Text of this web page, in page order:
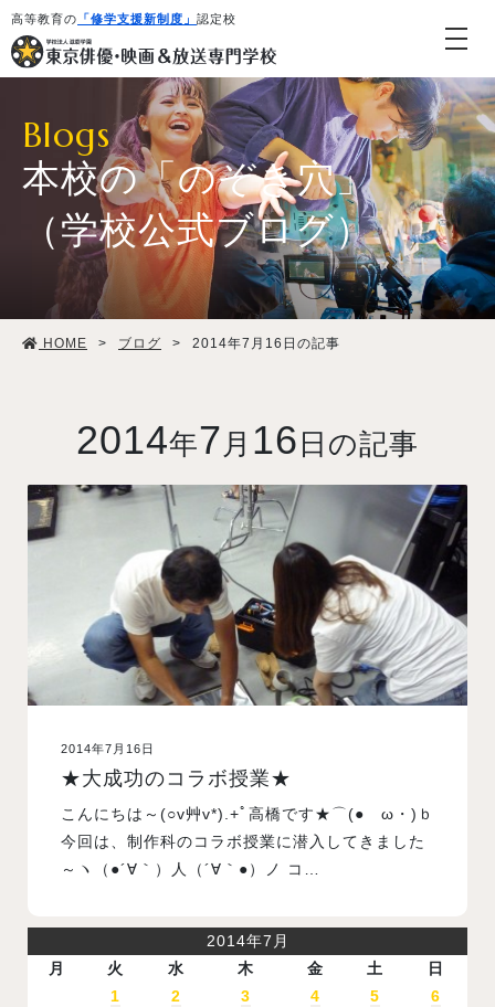
高等教育の 「修学支援新制度」 認定校
学校紹介・教育システム
学生生活
就職・デビュー
学校情報
オープンキャンパス
訪問者別メニュー
Blogs
本校の「のぞき穴」
（学校公式ブログ）
HOME > ブログ > 2014年7月16日の記事
2014年7 月 16 日の記事
2014年7月16日
★大成功のコラボ授業★
こんにちは～(○v艸v*).+ﾟ高橋です★⌒(●ゝω・)ｂ
今回は、制作科のコラボ授業に潜入してきました
～ヽ（●´∀｀）人（´∀｀●）ノ コ…
2014年7月
月
火 水 木 金 土 日
1 2 3 4 5
6